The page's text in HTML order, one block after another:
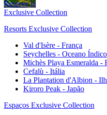
Reserve já
Exclusive Collection
Resorts Exclusive Collection
Val d'Isère - França
Seychelles - Oceano Índico
Michès Playa Esmeralda -
Cefalù - Itália
La Plantation d'Albion -
Kiroro Peak - Japão
Espaços Exclusive Collection